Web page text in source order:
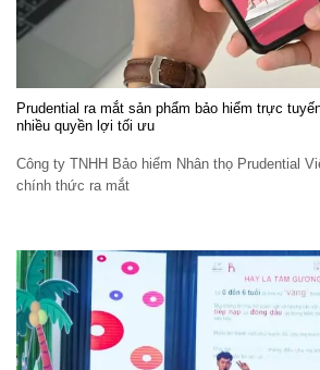
Prudential ra mắt sản phẩm bảo hiểm trực
nhiều quyền lợi tối ưu
Công ty TNHH Bảo hiểm Nhân thọ Prudential
chính thức ra mắt